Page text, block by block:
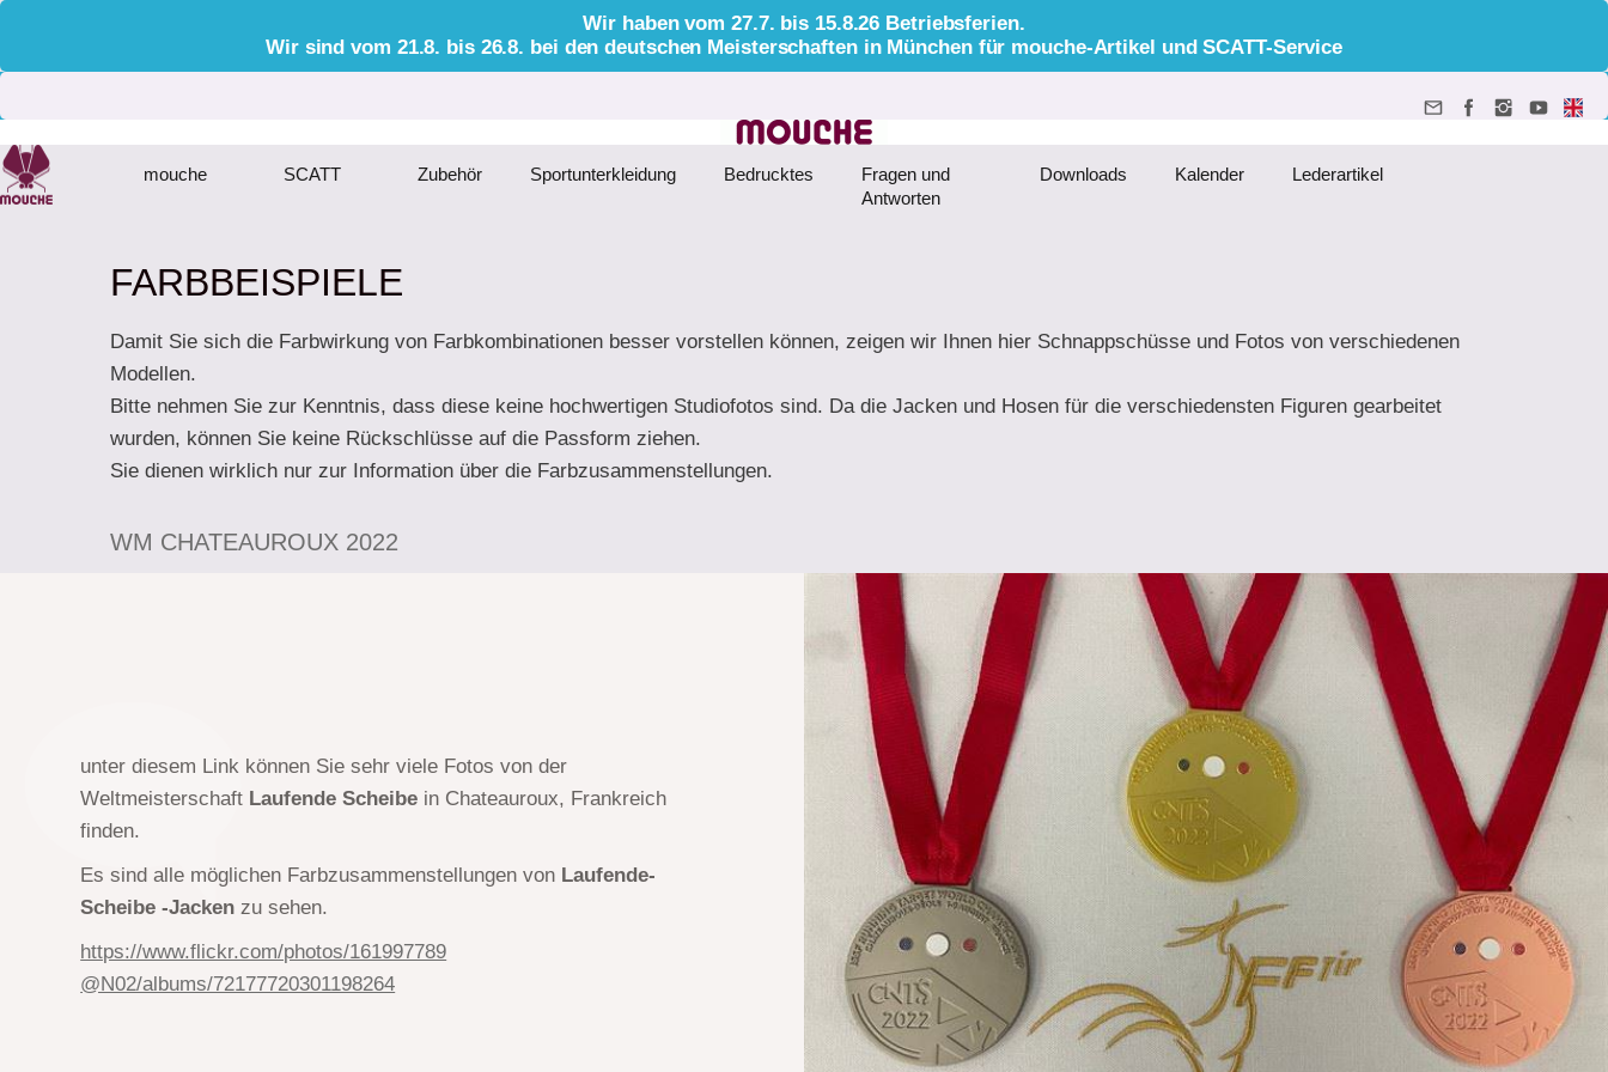
Wir haben vom 27.7. bis 15.8.26 Betriebsferien.
Wir sind vom 21.8. bis 26.8. bei den deutschen Meisterschaften in München für mouche-Artikel und SCATT-Service
mouche SCATT Zubehör Sportunterkleidung Bedrucktes
Fragen und
Antworten
Downloads Kalender Lederartikel
FARBBEISPIELE
Damit Sie sich die Farbwirkung von Farbkombinationen besser vorstellen können, zeigen wir Ihnen hier Schnappschüsse und Fotos von verschiedenen
Modellen.
Bitte nehmen Sie zur Kenntnis, dass diese keine hochwertigen Studiofotos sind. Da die Jacken und Hosen für die verschiedensten Figuren gearbeitet
wurden, können Sie keine Rückschlüsse auf die Passform ziehen.
Sie dienen wirklich nur zur Information über die Farbzusammenstellungen.
WM CHATEAUROUX 2022
unter diesem Link können Sie sehr viele Fotos von der
Weltmeisterschaft Laufende Scheibe in Chateauroux, Frankreich
finden.
Es sind alle möglichen Farbzusammenstellungen von Laufende-
Scheibe -Jacken zu sehen.
https://www.flickr.com/photos/161997789
@N02/albums/72177720301198264